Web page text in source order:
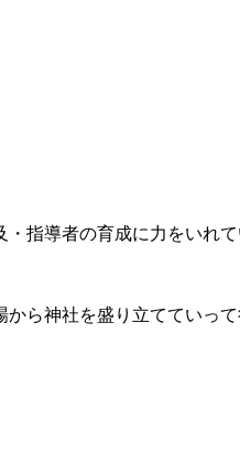
指導者の育成に力をいれて
ら神社を盛り立ててい